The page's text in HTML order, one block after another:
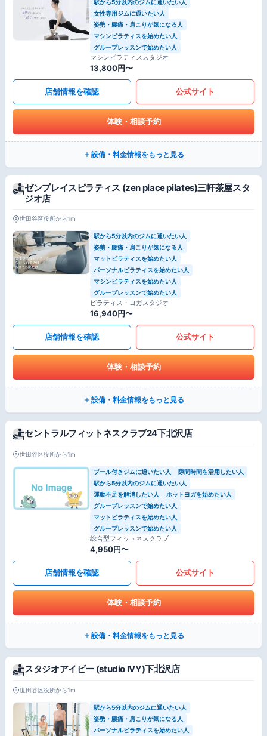
駅から5分以内のジムに通いたい人
女性専用ジムに通いたい人
姿勢・腰痛・肩こりが気になる人
マシンピラティスを始めたい人
グループレッスンで始めたい人
マシンピラティススタジオ
13,800円〜
店舗情報を確認 公式サイト
体験・相談予約
設備・料金情報をもっと見る
ゼンプレイスピラティス (zen place pilates)三軒茶屋スタ
ジオ店
世田谷区役所から1m
駅から5分以内のジムに通いたい人
姿勢・腰痛・肩こりが気になる人
マットピラティスを始めたい人
パーソナルピラティスを始めたい人
マシンピラティスを始めたい人
グループレッスンで始めたい人
ピラティス・ヨガスタジオ
16,940円〜
店舗情報を確認 公式サイト
体験・相談予約
設備・料金情報をもっと見る
セントラルフィットネスクラブ24下北沢店
世田谷区役所から1m
プール付きジムに通いたい人
隙間時間を活用したい人
駅から5分以内のジムに通いたい人
運動不足を解消したい人
ホットヨガを始めたい人
グループレッスンで始めたい人
マットピラティスを始めたい人
グループレッスンで始めたい人
総合型フィットネスクラブ
4,950円〜
店舗情報を確認 公式サイト
体験・相談予約
設備・料金情報をもっと見る
スタジオアイビー (studio IVY)下北沢店
世田谷区役所から1m
駅から5分以内のジムに通いたい人
姿勢・腰痛・肩こりが気になる人
パーソナルピラティスを始めたい人